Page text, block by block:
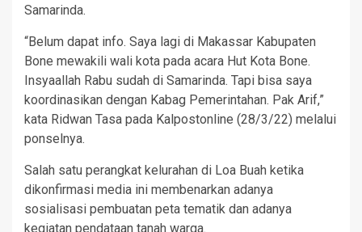
Samarinda.
“Belum dapat info. Saya lagi di Makassar Kabupaten
Bone mewakili wali kota pada acara Hut Kota Bone.
Insyaallah Rabu sudah di Samarinda. Tapi bisa saya
koordinasikan dengan Kabag Pemerintahan. Pak Arif,”
kata Ridwan Tasa pada Kalpostonline (28/3/22) melalui
ponselnya.
Salah satu perangkat kelurahan di Loa Buah ketika
dikonfirmasi media ini membenarkan adanya
sosialisasi pembuatan peta tematik dan adanya
kegiatan pendataan tanah warga.